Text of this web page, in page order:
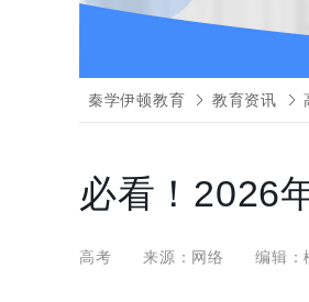
秦学伊顿教育 教育资讯
必看！2026
高考 来源：网络 编辑：